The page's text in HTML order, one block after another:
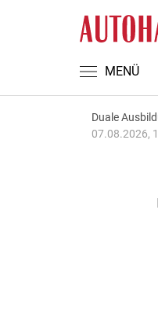
MENÜ
Duale
07.08.2026,